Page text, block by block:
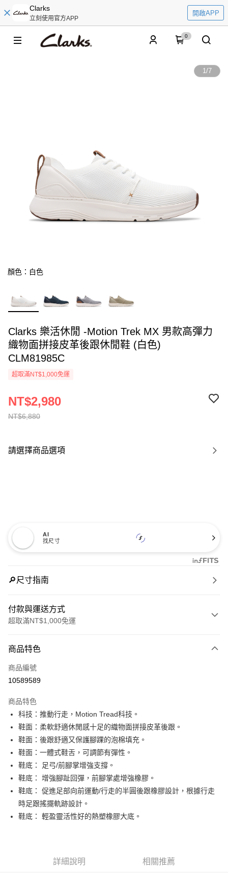
Clarks
立刻使用官方APP
開啟APP
0
1/7
顏色：白色
Clarks 樂活休閒 -Motion Trek MX 男款高彈力
織物面拼接皮革後跟休閒鞋 (白色)
CLM81985C
超取滿NT$1,000免運
NT$6,880
NT$2,980
請選擇商品選項
AI
找尺寸
🔎尺寸指南
付款與運送方式
超取滿NT$1,000免運
信用卡一次付款
信用卡分期付款
合作金庫商業銀行
華南商業銀行
彰化商業銀行
上海商業儲蓄銀行
台北富邦商業銀行
國泰世華商業銀行
兆豐國際商業銀行
臺灣中小企業銀行
台中商業銀行
匯豐（台灣）商業銀行
聯邦商業銀行
元大商業銀行
永豐商業銀行
玉山商業銀行
星展（台灣）商業銀行
台新國際商業銀行
台灣樂天信用卡公司
LINE Pay
街口支付
AFTEE先享後付
相關說明
AFTEE先享後付是「在收到商品之後才付款」的支付方式。 讓您購物簡單
便利好安心！
１．簡單：不需註冊會員、不需綁卡、不需儲值。
２．便利：只要手機號碼，簡訊認證，即可結帳。
３．安心：先確認商品／服務後，再付款。
２．訂單成立數日內，您將收到繳費通知簡訊。
ATM付款
運送方式
付款後全家取貨
每筆NT$80，滿NT$1,000(含以上)免運費
商品特色
商品編號
10589589
商品特色
科技：推動行走，Motion Tread科技。
鞋面：柔軟舒適休閒感十足的織物面拼接皮革後跟。
鞋面：後跟舒適又保護腳踝的泡棉填充。
鞋面：一體式鞋舌，可調節有彈性。
鞋底： 足弓/前腳掌增強支撐。
鞋底： 增強腳趾回彈，前腳掌處增強橡膠。
鞋底： 促進足部向前運動/行走的半圓後跟橡膠設計，根據行走
時足跟搖擺軌跡設計。
鞋底： 輕盈靈活性好的熱塑橡膠大底。
詳細說明 相關推薦